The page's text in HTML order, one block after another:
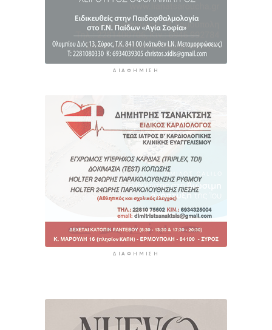
ΔΙΑΦΉΜΙΣΗ
ΔΙΑΦΉΜΙΣΗ